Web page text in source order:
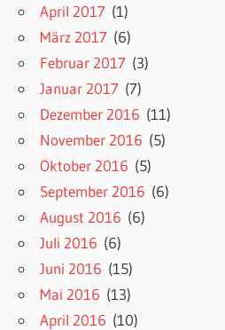
April 2017 (1)
März 2017 (6)
Februar 2017 (3)
Januar 2017 (7)
Dezember 2016 (11)
November 2016 (5)
Oktober 2016 (5)
September 2016 (6)
August 2016 (6)
Juli 2016 (6)
Juni 2016 (15)
Mai 2016 (13)
April 2016 (10)